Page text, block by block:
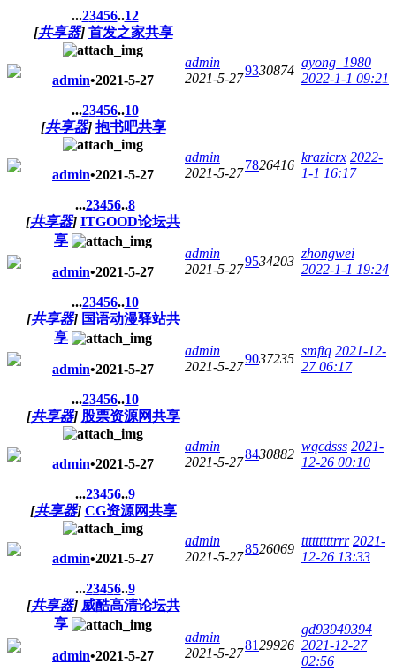
...23456..12
[共享器] 首发之家共享
admin•2021-5-27
...23456..10
admin
2021-5-27
9330874
ayong_1980
2022-1-1 09:21
[共享器] 抱书吧共享
admin•2021-5-27
...23456..8
admin
2021-5-27
7826416
krazicrx 2022-
1-1 16:17
[共享器] ITGOOD论坛共
享
admin•2021-5-27
...23456..10
admin
2021-5-27
9534203
zhongwei
2022-1-1 19:24
[共享器] 国语动漫驿站共
享
admin•2021-5-27
...23456..10
admin
2021-5-27
9037235
smftq 2021-12-
27 06:17
[共享器] 股票资源网共享
admin•2021-5-27
...23456..9
admin
2021-5-27
8430882
wqcdsss 2021-
12-26 00:10
[共享器] CG资源网共享
admin•2021-5-27
...23456..9
admin
2021-5-27
8526069
tttttttttrrr 2021-
12-26 13:33
[共享器] 威酷高清论坛共
享
admin•2021-5-27
admin
2021-5-27
8129926
gd93949394
2021-12-27
02:56